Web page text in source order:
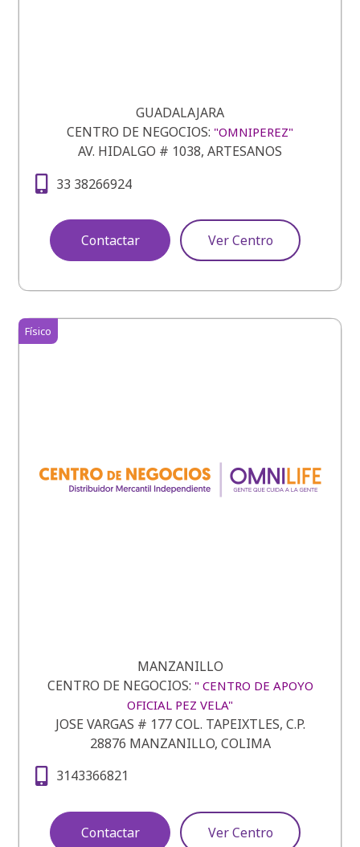
GUADALAJARA
CENTRO DE NEGOCIOS: "OMNIPEREZ"
AV. HIDALGO # 1038, ARTESANOS
33 38266924
Contactar Ver Centro
MANZANILLO
Físico
CENTRO DE NEGOCIOS: " CENTRO DE APOYO
OFICIAL PEZ VELA"
JOSE VARGAS # 177 COL. TAPEIXTLES, C.P.
28876 MANZANILLO, COLIMA
3143366821
Contactar Ver Centro